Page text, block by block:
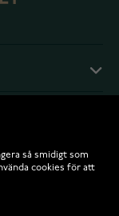
så smidigt som
cookies för att